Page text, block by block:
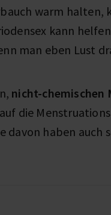
warm
kann
man eben Lust
nicht-chemischen
die
davon haben